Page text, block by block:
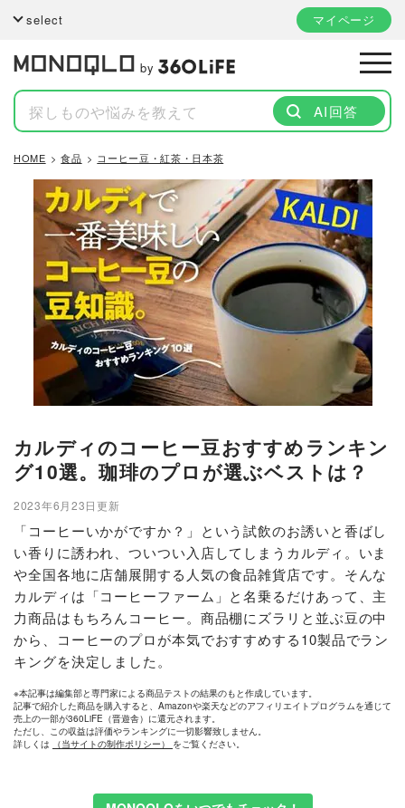
select マイページ
by
AI回答
HOME 食品 コーヒー豆・紅茶・日本茶
カルディのコーヒー豆おすすめランキン
グ10選。珈琲のプロが選ぶベストは？
2023年6月23日更新
「コーヒーいかがですか？」という試飲のお誘いと香ばし
い香りに誘われ、ついつい入店してしまうカルディ。いま
や全国各地に店舗展開する人気の食品雑貨店です。そんな
カルディは「コーヒーファーム」と名乗るだけあって、主
力商品はもちろんコーヒー。商品棚にズラリと並ぶ豆の中
から、コーヒーのプロが本気でおすすめする10製品でラン
キングを決定しました。
※本記事は編集部と専門家による商品テストの結果のもと作成しています。
記事で紹介した商品を購入すると、Amazonや楽天などのアフィリエイトプログラムを通じて
売上の一部が360LiFE（晋遊舎）に還元されます。
ただし、この収益は評価やランキングに一切影響致しません。
詳しくは
（当サイトの制作ポリシー） をご覧ください。